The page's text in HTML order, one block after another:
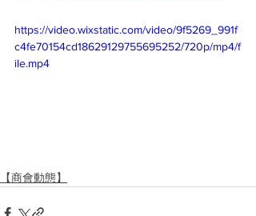
https://video.wixstatic.com/video/9f5269_991f
c4fe70154cd18629129755695252/720p/mp4/f
ile.mp4
【商會動態】